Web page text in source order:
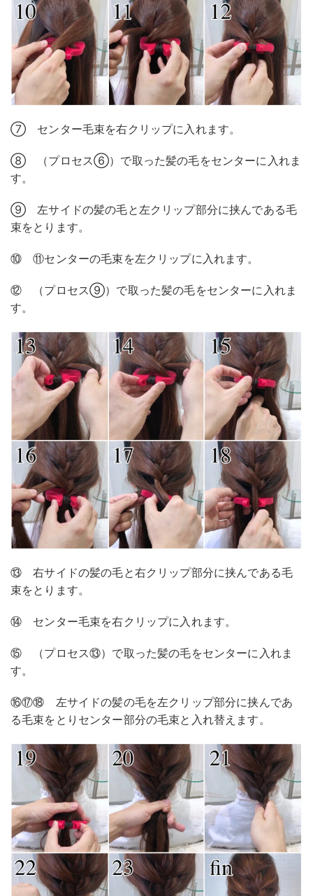
⑦ センター毛束を右クリップに入れます。
⑧ （プロセス⑥）で取った髪の毛をセンターに入れま
す。
⑨ 左サイドの髪の毛と左クリップ部分に挟んである毛
束をとります。
⑩ ⑪センターの毛束を左クリップに入れます。
⑫ （プロセス⑨）で取った髪の毛をセンターに入れま
す。
⑬ 右サイドの髪の毛と右クリップ部分に挟んである毛
束をとります。
⑭ センター毛束を右クリップに入れます。
⑮ （プロセス⑬）で取った髪の毛をセンターに入れま
す。
⑯⑰⑱ 左サイドの髪の毛を左クリップ部分に挟んであ
る毛束をとりセンター部分の毛束と入れ替えます。